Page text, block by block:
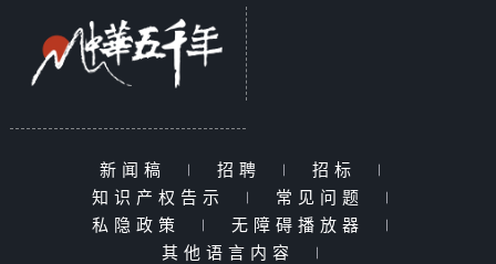
新闻稿 | 招聘 | 招标
|
知识产权告示
| 常见问题
|
私隐政策
| 无障碍播放器
|
其他语言内容
|